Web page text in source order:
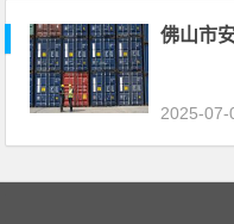
佛山市
2025-07-